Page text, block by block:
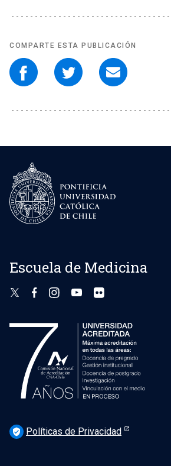
COMPARTE ESTA PUBLICACIÓN
Escuela de Medicina
verified_user Políticas de Privacidad